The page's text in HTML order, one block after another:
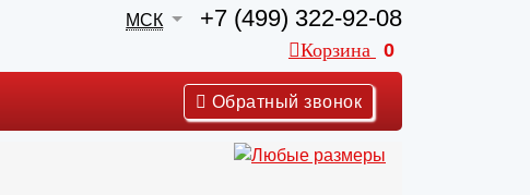
МСК +7 (499) 322-92-08
Корзина 0
Обратный звонок